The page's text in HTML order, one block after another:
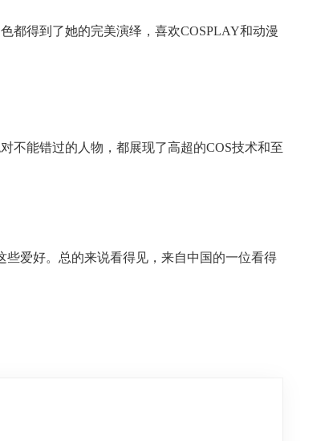
都得到了她的完美演绎，喜欢COSPLAY和动漫
不能错过的人物，都展现了高超的COS技术和至
爱好。总的来说看得见，来自中国的一位看得